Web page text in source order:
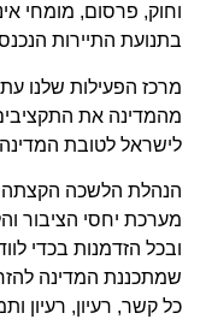
וחוק, פרסום, מומחי
בתנועת התיירות
מרכז הפעילות שלנו
מהמדינה את
לישראל לטובת המדינה
הנהלת הלשכה
מערכת יחסי הציבור
ובכל הזדמנות בכדי
שמתכננת המדינה
כל קשר, רעיון, רעיון